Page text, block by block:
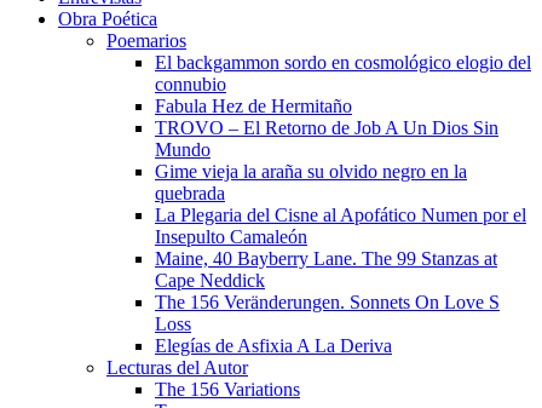
Obra Poética
Poemarios
El backgammon sordo en cosmológico elogio del
connubio
Fabula Hez de Hermitaño
TROVO – El Retorno de Job A Un Dios Sin
Mundo
Gime vieja la araña su olvido negro en la
quebrada
La Plegaria del Cisne al Apofático Numen por el
Insepulto Camaleón
Maine, 40 Bayberry Lane. The 99 Stanzas at
Cape Neddick
The 156 Veränderungen. Sonnets On Love S
Loss
Elegías de Asfixia A La Deriva
Lecturas del Autor
The 156 Variations